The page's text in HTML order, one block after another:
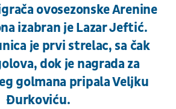
ovosezonske Arenine
izabran je Lazar Jeftić.
je prvi strelac, sa čak
dok je nagrada za
golmana pripala Veljku
Đurkoviću.